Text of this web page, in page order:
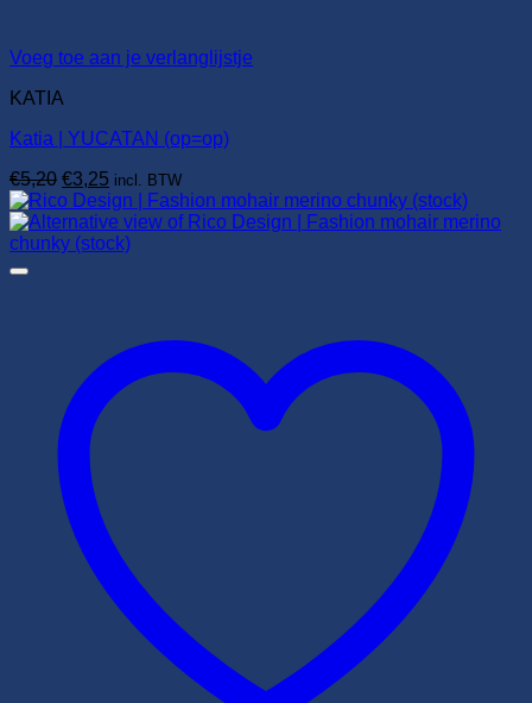
Voeg toe aan je verlanglijstje
KATIA
Katia | YUCATAN (op=op)
€5,20 Oorspronkelijke
prijs
was:
€5,20.
€3,25 Huidige
prijs
is:
€3,25.
incl. BTW